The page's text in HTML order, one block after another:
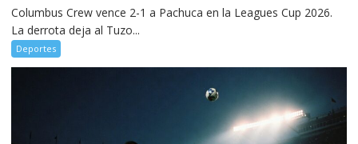
Columbus Crew vence 2-1 a Pachuca en la Leagues Cup 2026.
La derrota deja al Tuzo...
Deportes